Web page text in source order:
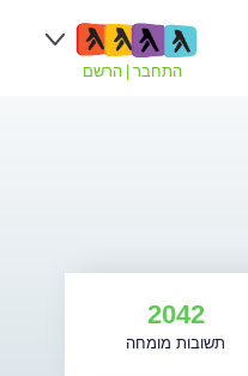
התחבר הרשם
2042
תשובות מומחה